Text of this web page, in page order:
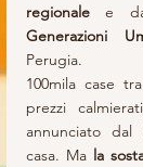
regionale e
Generazioni
Perugia.
100mila case
prezzi
annunciato
casa. Ma la